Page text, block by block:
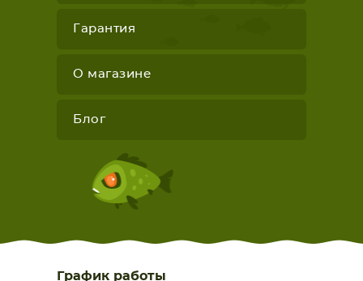
Гарантия
О магазине
Блог
График работы